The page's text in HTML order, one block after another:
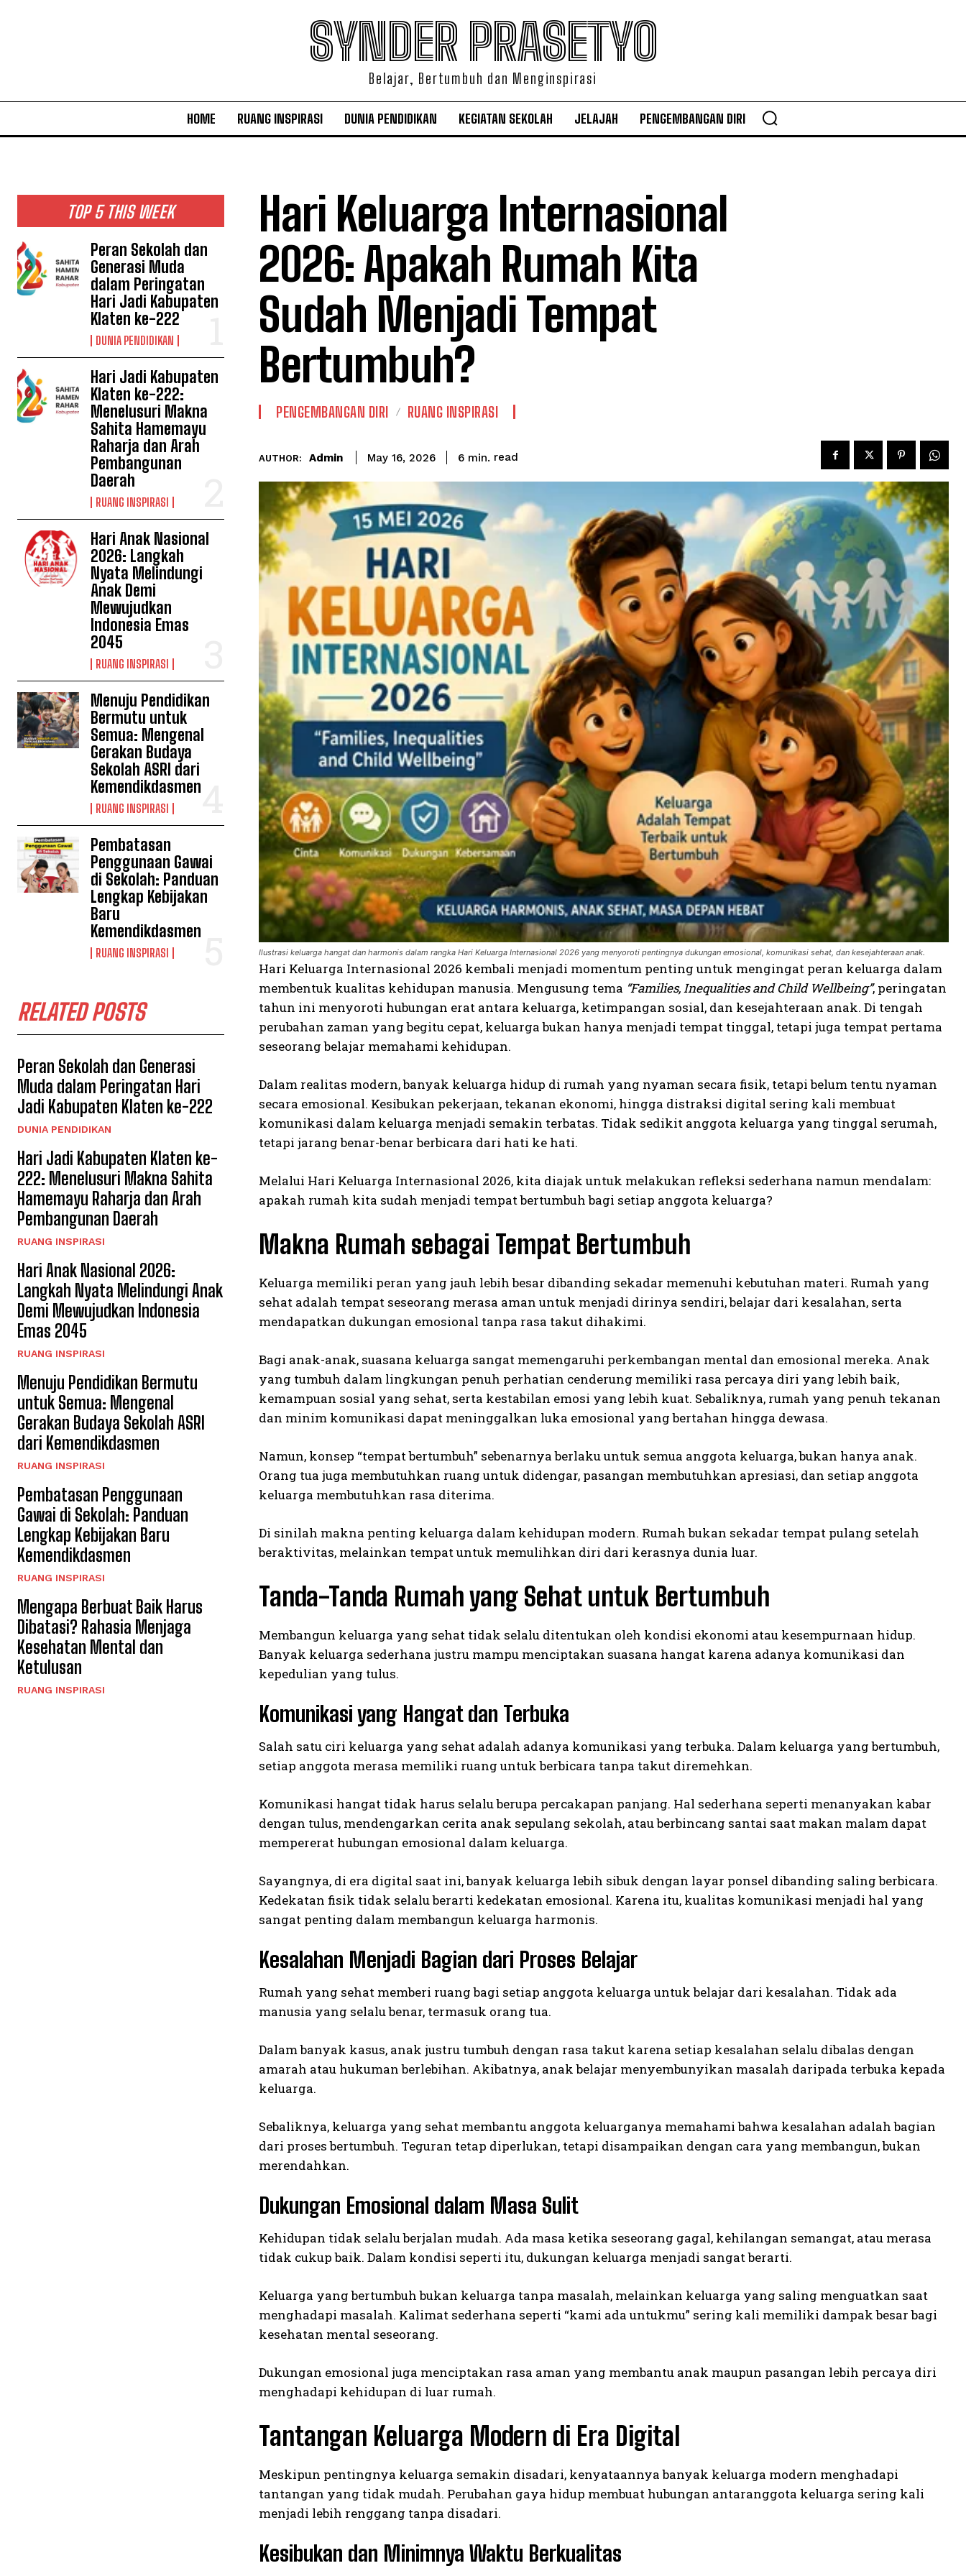
SYNDER PRASETYO
Belajar, Bertumbuh dan Menginspirasi
HOME RUANG INSPIRASI DUNIA PENDIDIKAN KEGIATAN SEKOLAH JELAJAH PENGEMBANGAN DIRI
TOP 5 THIS WEEK
Peran Sekolah dan
Generasi Muda
dalam Peringatan
Hari Jadi Kabupaten
Klaten ke-222
DUNIA PENDIDIKAN
Hari Jadi Kabupaten
Klaten ke-222:
Menelusuri Makna
Sahita Hamemayu
Raharja dan Arah
Pembangunan
Daerah
RUANG INSPIRASI
Hari Anak Nasional
2026: Langkah
Nyata Melindungi
Anak Demi
Mewujudkan
Indonesia Emas
2045
RUANG INSPIRASI
Menuju Pendidikan
Bermutu untuk
Semua: Mengenal
Gerakan Budaya
Sekolah ASRI dari
Kemendikdasmen
RUANG INSPIRASI
Pembatasan
Penggunaan Gawai
di Sekolah: Panduan
Lengkap Kebijakan
Baru
Kemendikdasmen
RUANG INSPIRASI
RELATED POSTS
Peran Sekolah dan Generasi
Muda dalam Peringatan Hari
Jadi Kabupaten Klaten ke-222
DUNIA PENDIDIKAN
Hari Jadi Kabupaten Klaten ke-
222: Menelusuri Makna Sahita
Hamemayu Raharja dan Arah
Pembangunan Daerah
RUANG INSPIRASI
Hari Anak Nasional 2026:
Langkah Nyata Melindungi Anak
Demi Mewujudkan Indonesia
Emas 2045
RUANG INSPIRASI
Menuju Pendidikan Bermutu
untuk Semua: Mengenal
Gerakan Budaya Sekolah ASRI
dari Kemendikdasmen
RUANG INSPIRASI
Pembatasan Penggunaan
Gawai di Sekolah: Panduan
Lengkap Kebijakan Baru
Kemendikdasmen
RUANG INSPIRASI
Mengapa Berbuat Baik Harus
Dibatasi? Rahasia Menjaga
Kesehatan Mental dan
Ketulusan
RUANG INSPIRASI
Hari Keluarga Internasional
2026: Apakah Rumah Kita
Sudah Menjadi Tempat
Bertumbuh?
PENGEMBANGAN DIRI RUANG INSPIRASI
AUTHOR: Admin May 16, 2026 6 min. read
Ilustrasi keluarga hangat dan harmonis dalam rangka Hari Keluarga Internasional 2026 yang menyoroti pentingnya dukungan emosional, komunikasi sehat, dan kesejahteraan anak.
Hari Keluarga Internasional 2026 kembali menjadi momentum penting untuk mengingat peran keluarga dalam
membentuk kualitas kehidupan manusia. Mengusung tema “Families, Inequalities and Child Wellbeing”, peringatan
tahun ini menyoroti hubungan erat antara keluarga, ketimpangan sosial, dan kesejahteraan anak. Di tengah
perubahan zaman yang begitu cepat, keluarga bukan hanya menjadi tempat tinggal, tetapi juga tempat pertama
seseorang belajar memahami kehidupan.
Dalam realitas modern, banyak keluarga hidup di rumah yang nyaman secara fisik, tetapi belum tentu nyaman
secara emosional. Kesibukan pekerjaan, tekanan ekonomi, hingga distraksi digital sering kali membuat
komunikasi dalam keluarga menjadi semakin terbatas. Tidak sedikit anggota keluarga yang tinggal serumah,
tetapi jarang benar-benar berbicara dari hati ke hati.
Melalui Hari Keluarga Internasional 2026, kita diajak untuk melakukan refleksi sederhana namun mendalam:
apakah rumah kita sudah menjadi tempat bertumbuh bagi setiap anggota keluarga?
Makna Rumah sebagai Tempat Bertumbuh
Keluarga memiliki peran yang jauh lebih besar dibanding sekadar memenuhi kebutuhan materi. Rumah yang
sehat adalah tempat seseorang merasa aman untuk menjadi dirinya sendiri, belajar dari kesalahan, serta
mendapatkan dukungan emosional tanpa rasa takut dihakimi.
Bagi anak-anak, suasana keluarga sangat memengaruhi perkembangan mental dan emosional mereka. Anak
yang tumbuh dalam lingkungan penuh perhatian cenderung memiliki rasa percaya diri yang lebih baik,
kemampuan sosial yang sehat, serta kestabilan emosi yang lebih kuat. Sebaliknya, rumah yang penuh tekanan
dan minim komunikasi dapat meninggalkan luka emosional yang bertahan hingga dewasa.
Namun, konsep “tempat bertumbuh” sebenarnya berlaku untuk semua anggota keluarga, bukan hanya anak.
Orang tua juga membutuhkan ruang untuk didengar, pasangan membutuhkan apresiasi, dan setiap anggota
keluarga membutuhkan rasa diterima.
Di sinilah makna penting keluarga dalam kehidupan modern. Rumah bukan sekadar tempat pulang setelah
beraktivitas, melainkan tempat untuk memulihkan diri dari kerasnya dunia luar.
Tanda-Tanda Rumah yang Sehat untuk Bertumbuh
Membangun keluarga yang sehat tidak selalu ditentukan oleh kondisi ekonomi atau kesempurnaan hidup.
Banyak keluarga sederhana justru mampu menciptakan suasana hangat karena adanya komunikasi dan
kepedulian yang tulus.
Komunikasi yang Hangat dan Terbuka
Salah satu ciri keluarga yang sehat adalah adanya komunikasi yang terbuka. Dalam keluarga yang bertumbuh,
setiap anggota merasa memiliki ruang untuk berbicara tanpa takut diremehkan.
Komunikasi hangat tidak harus selalu berupa percakapan panjang. Hal sederhana seperti menanyakan kabar
dengan tulus, mendengarkan cerita anak sepulang sekolah, atau berbincang santai saat makan malam dapat
mempererat hubungan emosional dalam keluarga.
Sayangnya, di era digital saat ini, banyak keluarga lebih sibuk dengan layar ponsel dibanding saling berbicara.
Kedekatan fisik tidak selalu berarti kedekatan emosional. Karena itu, kualitas komunikasi menjadi hal yang
sangat penting dalam membangun keluarga harmonis.
Kesalahan Menjadi Bagian dari Proses Belajar
Rumah yang sehat memberi ruang bagi setiap anggota keluarga untuk belajar dari kesalahan. Tidak ada
manusia yang selalu benar, termasuk orang tua.
Dalam banyak kasus, anak justru tumbuh dengan rasa takut karena setiap kesalahan selalu dibalas dengan
amarah atau hukuman berlebihan. Akibatnya, anak belajar menyembunyikan masalah daripada terbuka kepada
keluarga.
Sebaliknya, keluarga yang sehat membantu anggota keluarganya memahami bahwa kesalahan adalah bagian
dari proses bertumbuh. Teguran tetap diperlukan, tetapi disampaikan dengan cara yang membangun, bukan
merendahkan.
Dukungan Emosional dalam Masa Sulit
Kehidupan tidak selalu berjalan mudah. Ada masa ketika seseorang gagal, kehilangan semangat, atau merasa
tidak cukup baik. Dalam kondisi seperti itu, dukungan keluarga menjadi sangat berarti.
Keluarga yang bertumbuh bukan keluarga tanpa masalah, melainkan keluarga yang saling menguatkan saat
menghadapi masalah. Kalimat sederhana seperti “kami ada untukmu” sering kali memiliki dampak besar bagi
kesehatan mental seseorang.
Dukungan emosional juga menciptakan rasa aman yang membantu anak maupun pasangan lebih percaya diri
menghadapi kehidupan di luar rumah.
Tantangan Keluarga Modern di Era Digital
Meskipun pentingnya keluarga semakin disadari, kenyataannya banyak keluarga modern menghadapi
tantangan yang tidak mudah. Perubahan gaya hidup membuat hubungan antaranggota keluarga sering kali
menjadi lebih renggang tanpa disadari.
Kesibukan dan Minimnya Waktu Berkualitas